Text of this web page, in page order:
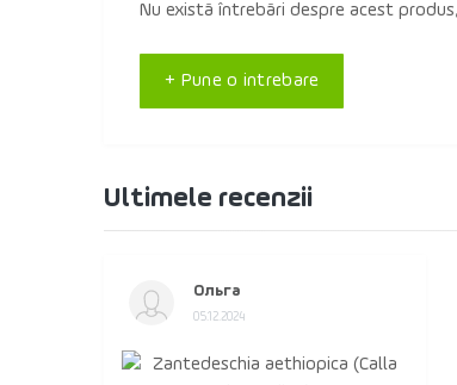
Nu există întrebări despre acest
+ Pune o intrebare
Ultimele recenzii
Ольга
05.12.2024